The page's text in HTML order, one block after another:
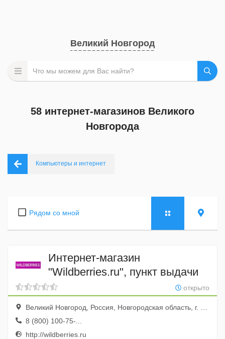
Великий Новгород
58 интернет-магазинов Великого
Новгорода
Компьютеры и интернет
Рядом со мной
Интернет-магазин
"Wildberries.ru", пункт выдачи
открыто
Великий Новгород, Россия, Новгородская область, г. Великий Новгород, ул. Ломоносова, д. 49
8 (800) 100-75-...
http://wildberries.ru